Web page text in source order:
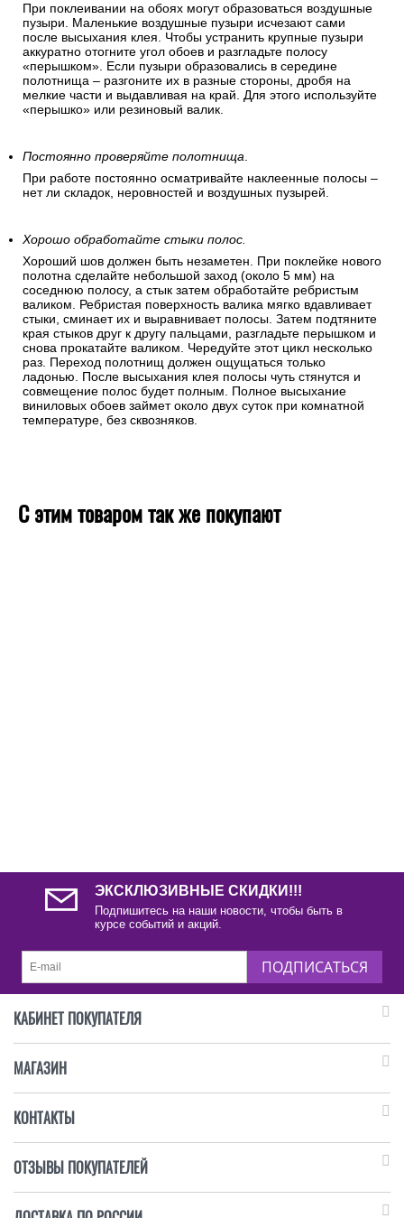
При поклеивании на обоях могут образоваться воздушные
пузыри. Маленькие воздушные пузыри исчезают сами
после высыхания клея. Чтобы устранить крупные пузыри
аккуратно отогните угол обоев и разгладьте полосу
«перышком». Если пузыри образовались в середине
полотнища – разгоните их в разные стороны, дробя на
мелкие части и выдавливая на край. Для этого используйте
«перышко» или резиновый валик.
Постоянно проверяйте полотнища.
При работе постоянно осматривайте наклеенные полосы –
нет ли складок, неровностей и воздушных пузырей.
Хорошо обработайте стыки полос.
Хороший шов должен быть незаметен. При поклейке нового
полотна сделайте небольшой заход (около 5 мм) на
соседнюю полосу, а стык затем обработайте ребристым
валиком. Ребристая поверхность валика мягко вдавливает
стыки, сминает их и выравнивает полосы. Затем подтяните
края стыков друг к другу пальцами, разгладьте перышком и
снова прокатайте валиком. Чередуйте этот цикл несколько
раз. Переход полотнищ должен ощущаться только
ладонью. После высыхания клея полосы чуть стянутся и
совмещение полос будет полным. Полное высыхание
виниловых обоев займет около двух суток при комнатной
температуре, без сквозняков.
С этим товаром так же покупают
ЭКСКЛЮЗИВНЫЕ СКИДКИ!!!
Подпишитесь на наши новости, чтобы быть в
курсе событий и акций.
ПОДПИСАТЬСЯ
КАБИНЕТ ПОКУПАТЕЛЯ
МАГАЗИН
КОНТАКТЫ
ОТЗЫВЫ ПОКУПАТЕЛЕЙ